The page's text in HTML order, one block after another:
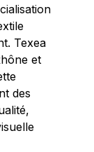
Texea
et
des